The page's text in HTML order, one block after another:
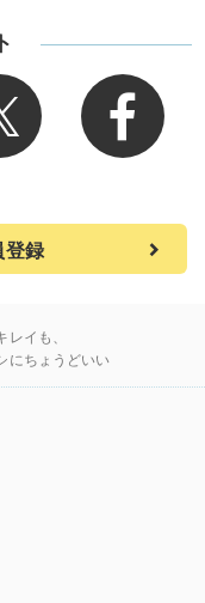
登録
レイも、
にちょうどいい